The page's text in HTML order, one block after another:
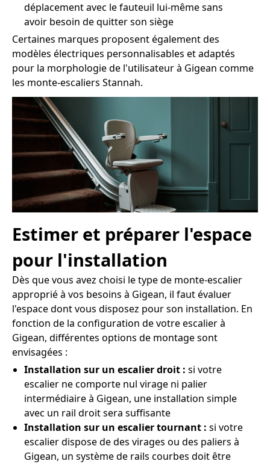
déplacement avec le fauteuil lui-même sans
avoir besoin de quitter son siège
Certaines marques proposent également des
modèles électriques personnalisables et adaptés
pour la morphologie de l'utilisateur à Gigean comme
les monte-escaliers Stannah.
Estimer et préparer l'espace
pour l'installation
Dès que vous avez choisi le type de monte-escalier
approprié à vos besoins à Gigean, il faut évaluer
l'espace dont vous disposez pour son installation. En
fonction de la configuration de votre escalier à
Gigean, différentes options de montage sont
envisagées :
Installation sur un escalier droit : si votre
escalier ne comporte nul virage ni palier
intermédiaire à Gigean, une installation simple
avec un rail droit sera suffisante
Installation sur un escalier tournant : si votre
escalier dispose de des virages ou des paliers à
Gigean, un système de rails courbes doit être